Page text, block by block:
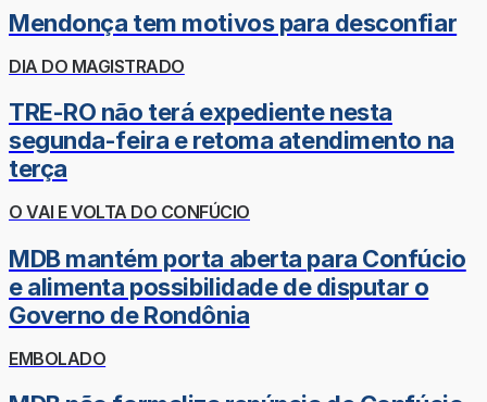
Mendonça tem motivos para desconfiar
DIA DO MAGISTRADO
TRE-RO não terá expediente nesta
segunda-feira e retoma atendimento na
terça
O VAI E VOLTA DO CONFÚCIO
MDB mantém porta aberta para Confúcio
e alimenta possibilidade de disputar o
Governo de Rondônia
EMBOLADO